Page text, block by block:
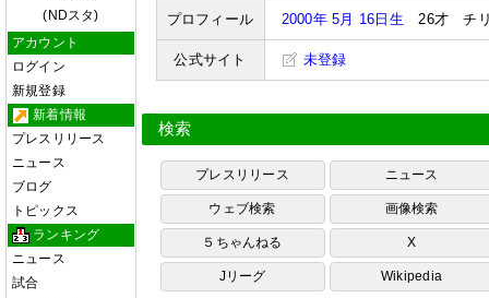
(NDスタ)
アカウント
ログイン
新規登録
新着情報
プレスリリース
ニュース
ブログ
トピックス
ランキング
ニュース
試合
プロフィール 2000年 5月 16日生 26才 チ
公式サイト 未登録
検索
プレスリリース ニュース
ウェブ検索 画像検索
５ちゃんねる X
Jリーグ Wikipedia